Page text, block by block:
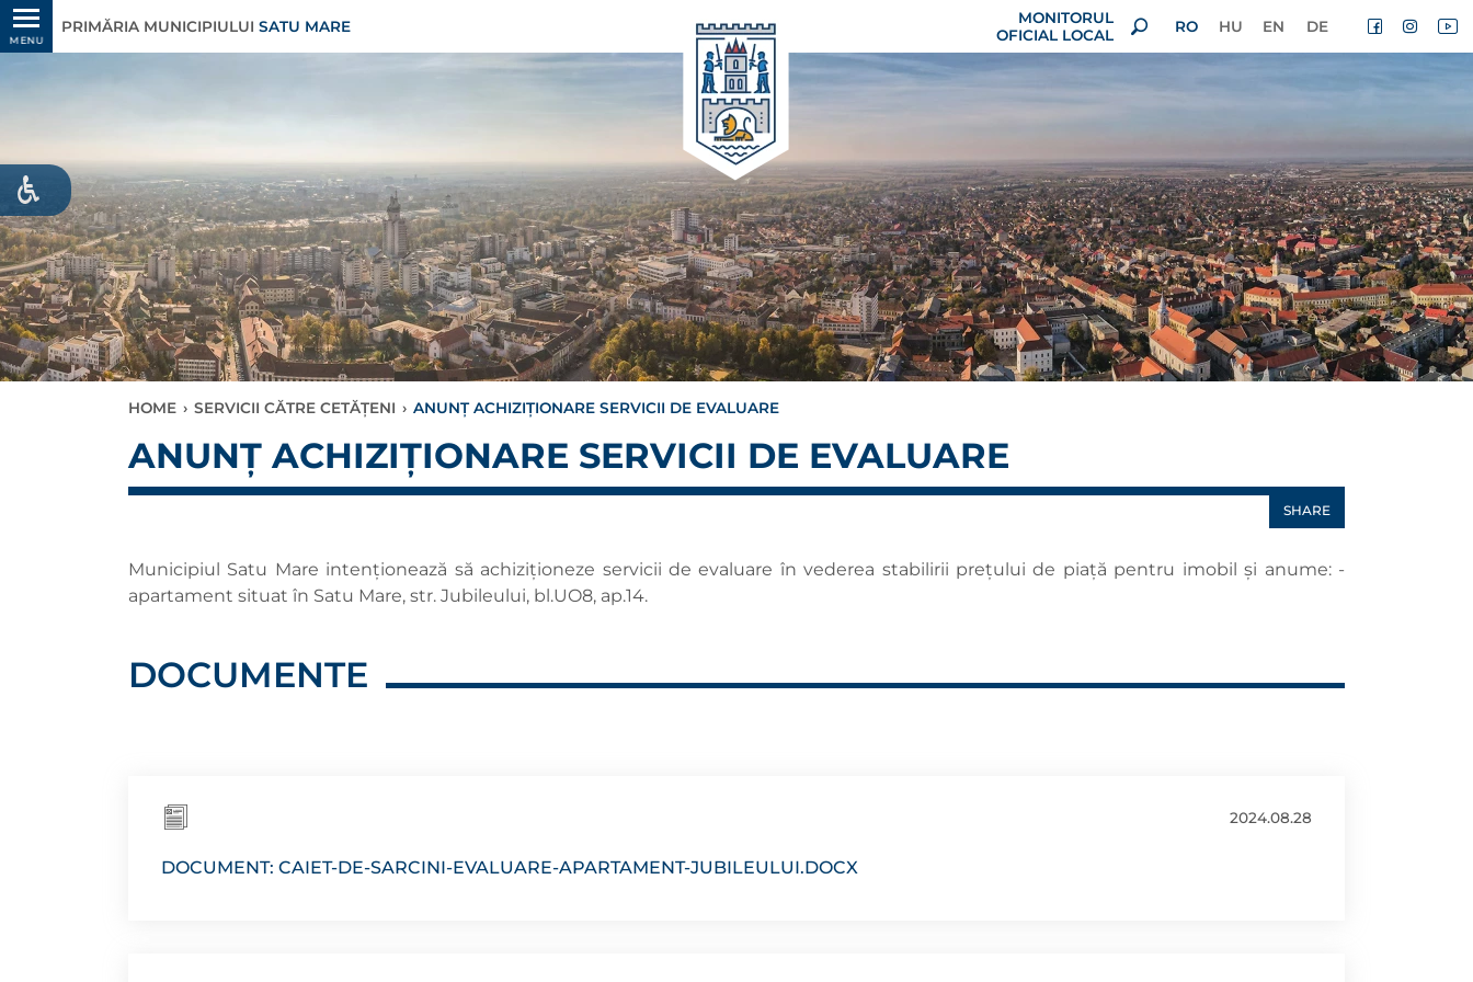
MENU
PRIMĂRIA MUNICIPIULUI SATU MARE
MONITORUL
OFICIAL LOCAL
RO HU EN DE
HOME › SERVICII CĂTRE CETĂȚENI › ANUNŢ ACHIZIȚIONARE SERVICII DE EVALUARE
ANUNŢ ACHIZIȚIONARE SERVICII DE EVALUARE
SHARE
Municipiul Satu Mare intenționează să achiziționeze servicii de evaluare în vederea stabilirii prețului de piață pentru imobil și anume: -
apartament situat în Satu Mare, str. Jubileului, bl.UO8, ap.14.
DOCUMENTE
2024.08.28
DOCUMENT: CAIET-DE-SARCINI-EVALUARE-APARTAMENT-JUBILEULUI.DOCX